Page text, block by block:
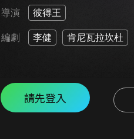
導演 彼得王
編劇 李健 肯尼瓦拉坎杜
請先登入